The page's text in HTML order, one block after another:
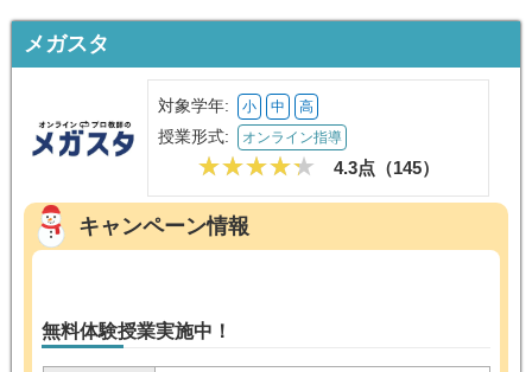
メガスタ
対象学年: 小 中 高
授業形式: オンライン指導
4.3点（145）
キャンペーン情報
無料体験授業実施中！